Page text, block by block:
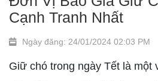
Cạnh Tranh Nhất
Ngày đăng: 24/01/2024 02:03 PM
Giữ chó trong ngày Tết là một